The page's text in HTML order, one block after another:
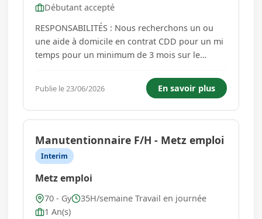
Débutant accepté
RESPONSABILITÉS : Nous recherchons un ou
une aide à domicile en contrat CDD pour un mi
temps pour un minimum de 3 mois sur le
la personne dans les actes essentiels de la vie
quotidienne : * Aide à la toilette et à l'habillage
* A...
Publie le 23/06/2026 En savoir plus
Manutentionnaire F/H - Metz emploi
Interim
Metz emploi
70 - Gy
35H/semaine Travail en journée
1 An(s)